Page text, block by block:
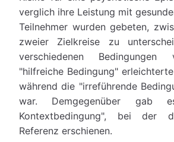
verglich ihre Leistung mit
Teilnehmer wurden gebeten,
zweier Zielkreise zu
verschiedenen Bedingungen
"hilfreiche Bedingung"
während die "irreführende
war. Demgegenüber gab
Kontextbedingung", bei der
Referenz erschienen.